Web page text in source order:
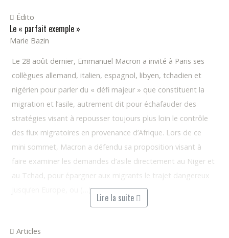
Édito
Le « parfait exemple »
Marie Bazin
Le 28 août dernier, Emmanuel Macron a invité à Paris ses
collègues allemand, italien, espagnol, libyen, tchadien et
nigérien pour parler du « défi majeur » que constituent la
migration et l’asile, autrement dit pour échafauder des
stratégies visant à repousser toujours plus loin le contrôle
des flux migratoires en provenance d’Afrique. Lors de ce
mini­ sommet, Macron a défendu sa proposition visant à
faire examiner les demandes d’asile directement au Niger et
au Tchad, pour épargner aux migrants le trajet dangereux
jusqu’en Europe, ou (…)
Lire la suite
Articles